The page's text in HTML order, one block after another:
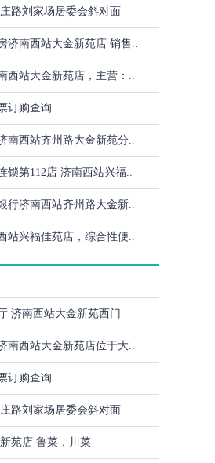
路刘家场居委会斜对面
济南西站大金新苑店 销售..
西站大金新苑店，主营：..
订购查询
南西站齐州路大金新苑分..
锁第112店 济南西站兴福..
行济南西站齐州路大金新..
站兴福佳苑店，综合性便..
济南西站大金新苑西门
南西站大金新苑店位于大..
订购查询
路刘家场居委会斜对面
苑店 鲁菜，川菜